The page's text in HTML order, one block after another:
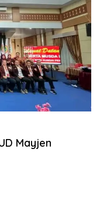
Mayjen